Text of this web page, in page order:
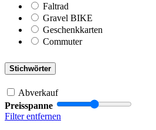
Faltrad
Gravel BIKE
Geschenkkarten
Commuter
Stichwörter
Abverkauf
Preisspanne
Filter entfernen